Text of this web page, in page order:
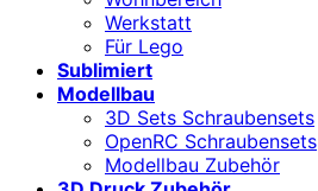
Werkstatt
Für Lego
Sublimiert
Modellbau
3D Sets Schraubensets
OpenRC Schraubensets
Modellbau Zubehör